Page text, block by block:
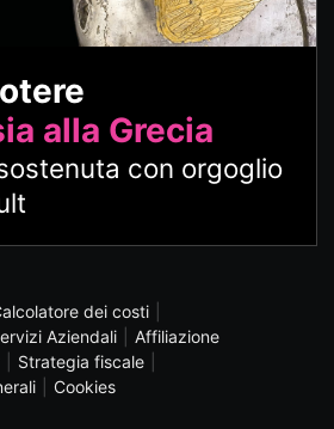
alla Grecia
con orgoglio
dei costi
Aziendali
Affiliazione
Strategia fiscale
Cookies